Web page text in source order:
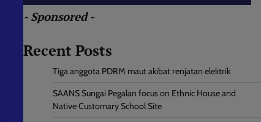
- Sponsored -
Recent Posts
Tiga anggota PDRM maut akibat renjatan elektrik
SAANS Sungai Pegalan focus on Ethnic House and
Native Customary School Site